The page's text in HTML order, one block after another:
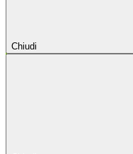
Chiudi